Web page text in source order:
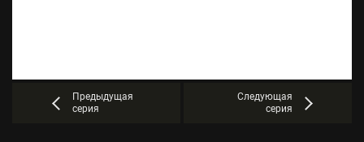
Предыдущая
серия
Следующая
серия